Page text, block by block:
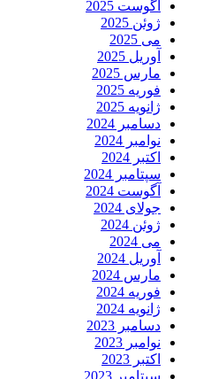
آگوست 2025
ژوئن 2025
می 2025
آوریل 2025
مارس 2025
فوریه 2025
ژانویه 2025
دسامبر 2024
نوامبر 2024
اکتبر 2024
سپتامبر 2024
آگوست 2024
جولای 2024
ژوئن 2024
می 2024
آوریل 2024
مارس 2024
فوریه 2024
ژانویه 2024
دسامبر 2023
نوامبر 2023
اکتبر 2023
سپتامبر 2023